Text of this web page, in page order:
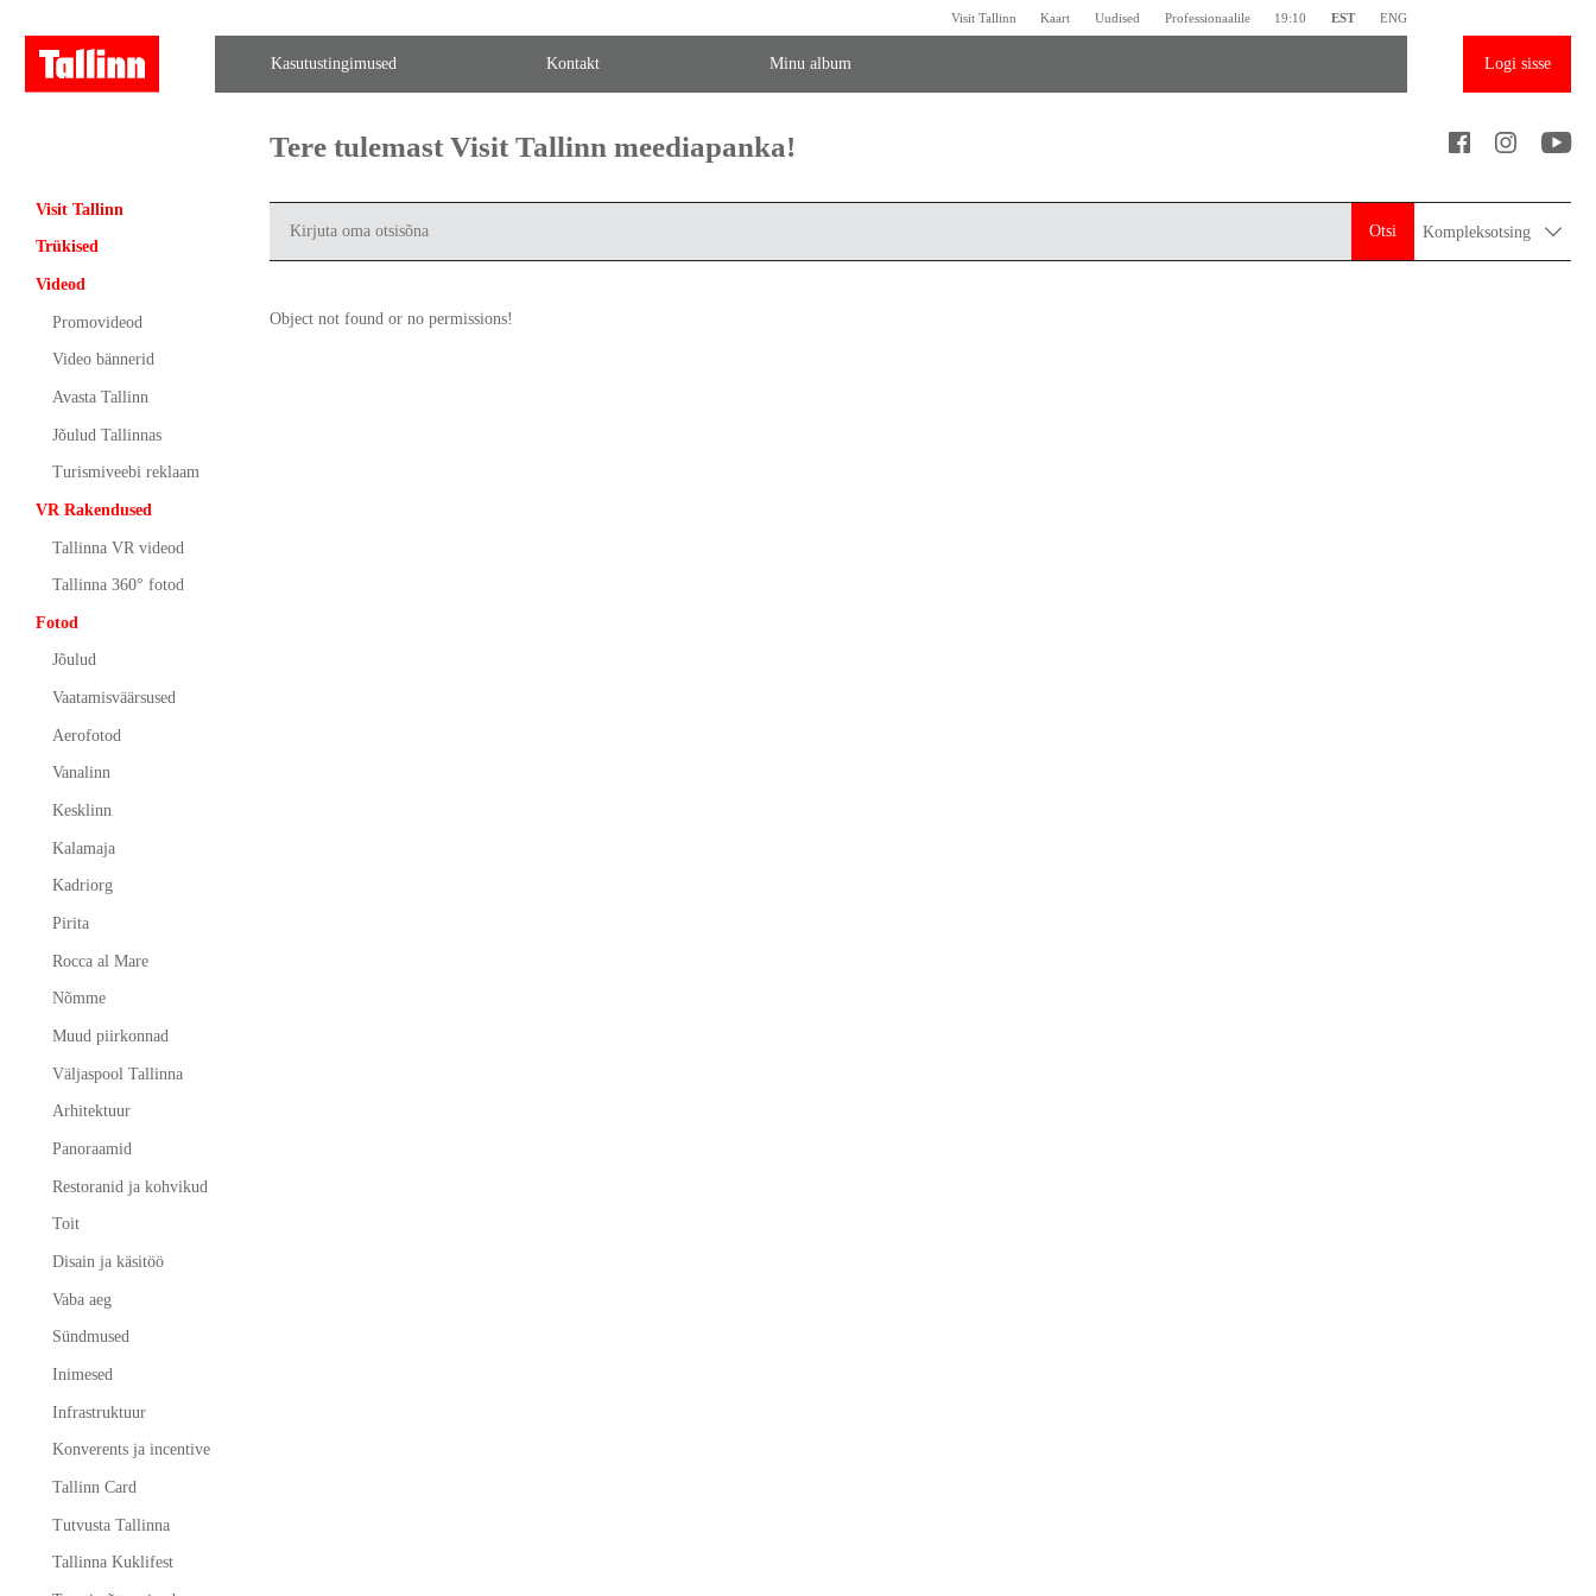
Visit Tallinn Kaart Uudised Professionaalile 19:10 EST ENG
Kasutustingimused Kontakt Minu album Logi sisse
Visit Tallinn
Trükised
Videod
Promovideod
Video bännerid
Avasta Tallinn
Jõulud Tallinnas
Turismiveebi reklaam
VR Rakendused
Tallinna VR videod
Tallinna 360° fotod
Fotod
Jõulud
Vaatamisväärsused
Aerofotod
Vanalinn
Kesklinn
Kalamaja
Kadriorg
Pirita
Rocca al Mare
Nõmme
Muud piirkonnad
Väljaspool Tallinna
Arhitektuur
Panoraamid
Restoranid ja kohvikud
Toit
Disain ja käsitöö
Vaba aeg
Sündmused
Inimesed
Infrastruktuur
Konverents ja incentive
Tallinn Card
Tutvusta Tallinna
Tallinna Kuklifest
Tere tulemast Visit Tallinn meediapanka!
Otsi Kompleksotsing
Object not found or no permissions!